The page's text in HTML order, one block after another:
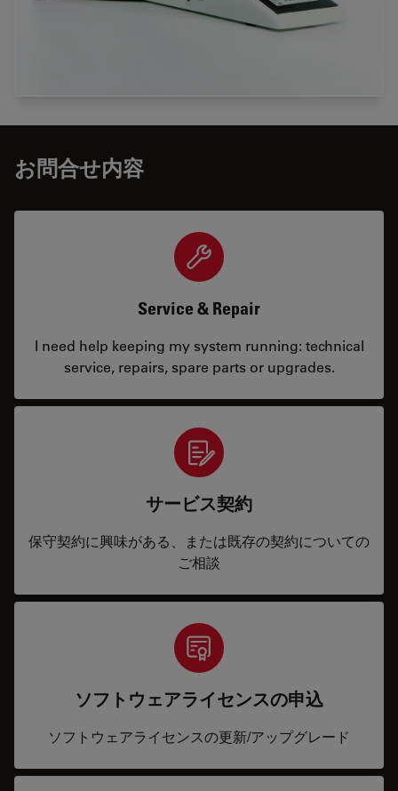
お問合せ内容
Service & Repair
I need help keeping my system running: technical
service, repairs, spare parts or upgrades.
サービス契約
保守契約に興味がある、または既存の契約についての
ご相談
ソフトウェアライセンスの申込
ソフトウェアライセンスの更新/アップグレード